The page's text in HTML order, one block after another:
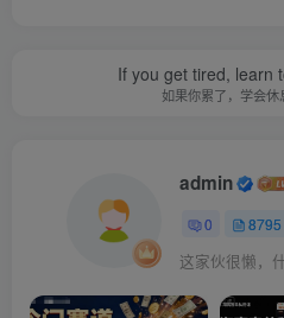
If you get tired, learn
如果你累了，学会
admin
0 8795
这家伙很懒，